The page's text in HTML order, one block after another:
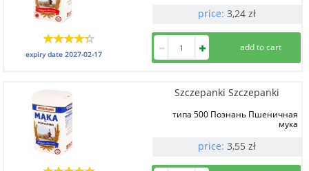
price: 3,24 zł
expiry date 2027-02-17
Szczepanki Szczepanki
типа 500 Познань Пшеничная
мука
1 kg
price: 3,55 zł